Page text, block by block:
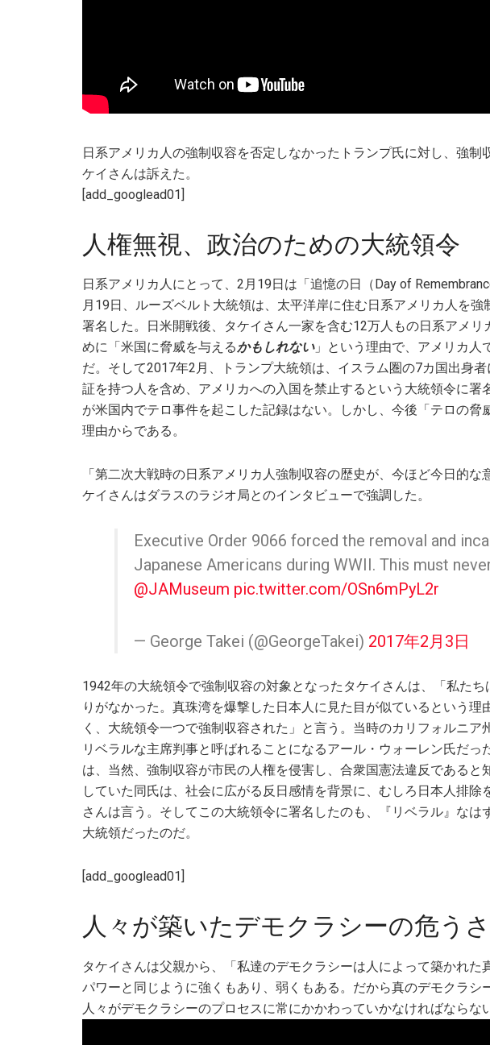
日系アメリカ人の強制収容を否定しなかったトランプ氏に対し、強制
ケイさんは訴えた。
[add_googlead01]
人権無視、政治のための大統領令
日系アメリカ人にとって、2月19日は「追憶の日（Day of
月19日、ルーズベルト大統領は、太平洋岸に住む日系アメリカ人を
署名した。日米開戦後、タケイさん一家を含む12万人もの日系アメリ
めに「米国に脅威を与えるかもしれない」という理由で、アメリカ人
だ。そして2017年2月、トランプ大統領は、イスラム圏の7カ国出身
証を持つ人を含め、アメリカへの入国を禁止するという大統領令に署
が米国内でテロ事件を起こした記録はない。しかし、今後「テロの脅
理由からである。
「第二次大戦時の日系アメリカ人強制収容の歴史が、今ほど今日的
ケイさんはダラスのラジオ局とのインタビューで強調した。
Executive Order 9066 forced the removal and
Japanese Americans during WWII. This must
@JAMuseum pic.twitter.com/OSn6mPyL2r
— George Takei (@GeorgeTakei) 2017年2月3日
1942年の大統領令で強制収容の対象となったタケイさんは、「私た
りがなかった。真珠湾を爆撃した日本人に見た目が似ているという理
く、大統領令一つで強制収容された」と言う。当時のカリフォルニア
リベラルな主席判事と呼ばれることになるアール・ウォーレン氏だっ
は、当然、強制収容が市民の人権を侵害し、合衆国憲法違反であると
していた同氏は、社会に広がる反日感情を背景に、むしろ日本人排除
さんは言う。そしてこの大統領令に署名したのも、『リベラル』なは
大統領だったのだ。
[add_googlead01]
人々が築いたデモクラシーの危うさ
タケイさんは父親から、「私達のデモクラシーは人によって築かれた
パワーと同じように強くもあり、弱くもある。だから真のデモクラシ
人々がデモクラシーのプロセスに常にかかわっていかなければならな